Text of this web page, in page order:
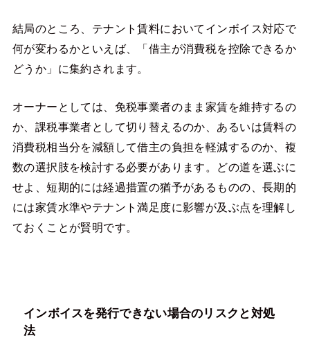
結局のところ、テナント賃料においてインボイス対応で
何が変わるかといえば、「借主が消費税を控除できるか
どうか」に集約されます。
オーナーとしては、免税事業者のまま家賃を維持するの
か、課税事業者として切り替えるのか、あるいは賃料の
消費税相当分を減額して借主の負担を軽減するのか、複
数の選択肢を検討する必要があります。どの道を選ぶに
せよ、短期的には経過措置の猶予があるものの、長期的
には家賃水準やテナント満足度に影響が及ぶ点を理解し
ておくことが賢明です。
インボイスを発行できない場合のリスクと対処
法